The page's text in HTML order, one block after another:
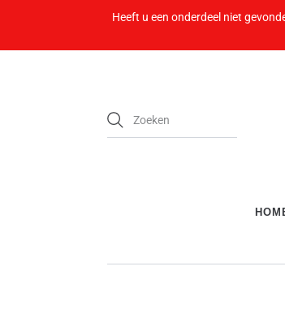
Heeft u een onderdeel niet